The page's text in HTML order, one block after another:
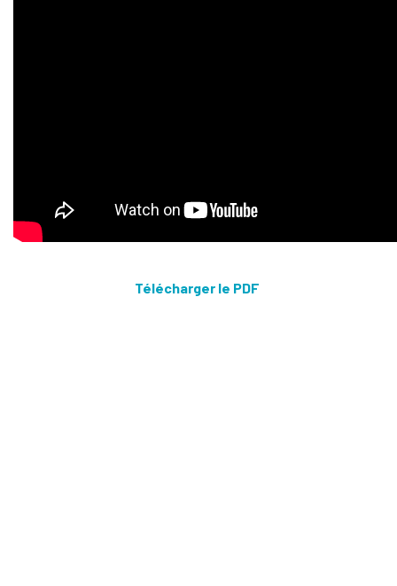
Télécharger le PDF